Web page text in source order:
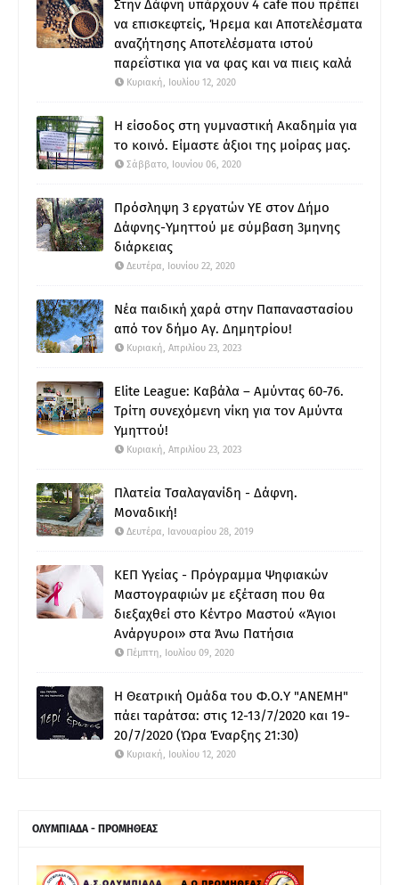
Στην Δάφνη υπάρχουν 4 cafe που πρέπει
να επισκεφτείς, Ήρεμα και Αποτελέσματα
αναζήτησης Αποτελέσματα ιστού
παρεΐστικα για να φας και να πιεις καλά
Κυριακή, Ιουλίου 12, 2020
Η είσοδος στη γυμναστική Ακαδημία για
το κοινό. Είμαστε άξιοι της μοίρας μας.
Σάββατο, Ιουνίου 06, 2020
Πρόσληψη 3 εργατών ΥΕ στον Δήμο
Δάφνης-Υμηττού με σύμβαση 3μηνης
διάρκειας
Δευτέρα, Ιουνίου 22, 2020
Νέα παιδική χαρά στην Παπαναστασίου
από τον δήμο Αγ. Δημητρίου!
Κυριακή, Απριλίου 23, 2023
Elite League: Καβάλα – Αμύντας 60-76.
Τρίτη συνεχόμενη νίκη για τον Αμύντα
Υμηττού!
Κυριακή, Απριλίου 23, 2023
Πλατεία Τσαλαγανίδη - Δάφνη.
Μοναδική!
Δευτέρα, Ιανουαρίου 28, 2019
ΚΕΠ Υγείας - Πρόγραμμα Ψηφιακών
Μαστογραφιών με εξέταση που θα
διεξαχθεί στο Κέντρο Μαστού «Άγιοι
Ανάργυροι» στα Άνω Πατήσια
Πέμπτη, Ιουλίου 09, 2020
Η Θεατρική Ομάδα του Φ.Ο.Υ "ΑΝΕΜΗ"
πάει ταράτσα: στις 12-13/7/2020 και 19-
20/7/2020 (Ώρα Έναρξης 21:30)
Κυριακή, Ιουλίου 12, 2020
ΟΛΥΜΠΙΑΔΑ - ΠΡΟΜΗΘΕΑΣ